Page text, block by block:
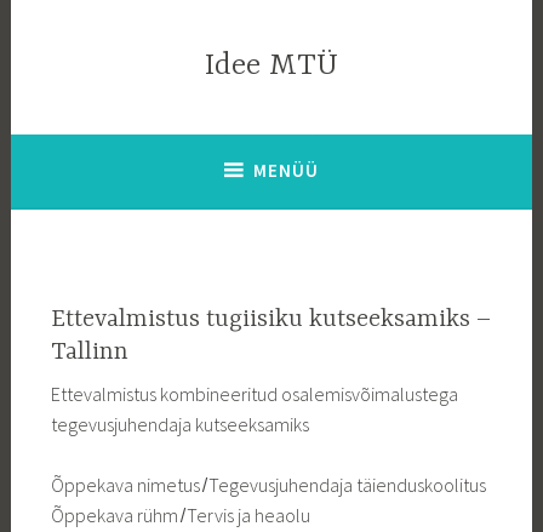
Idee MTÜ
MENÜÜ
Ettevalmistus tugiisiku kutseeksamiks –
Tallinn
Ettevalmistus kombineeritud osalemisvõimalustega
tegevusjuhendaja kutseeksamiks
Õppekava nimetus ̸ Tegevusjuhendaja täienduskoolitus
Õppekava rühm ̸ Tervis ja heaolu